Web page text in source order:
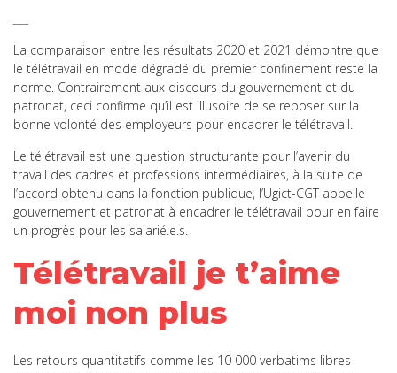
La comparaison entre les résultats 2020 et 2021 démontre que
le télétravail en mode dégradé du premier confinement reste la
norme. Contrairement aux discours du gouvernement et du
patronat, ceci confirme qu’il est illusoire de se reposer sur la
bonne volonté des employeurs pour encadrer le télétravail.
Le télétravail est une question structurante pour l’avenir du
travail des cadres et professions intermédiaires, à la suite de
l’accord obtenu dans la fonction publique, l’Ugict-CGT appelle
gouvernement et patronat à encadrer le télétravail pour en faire
un progrès pour les salarié.e.s.
Télétravail je t’aime
moi non plus
Les retours quantitatifs comme les 10 000 verbatims libres